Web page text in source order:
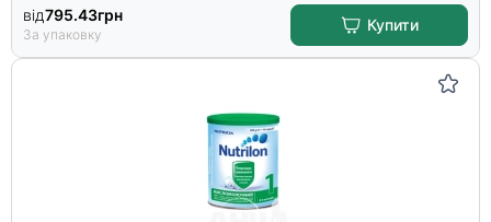
від795.43грн
За упаковку
Купити